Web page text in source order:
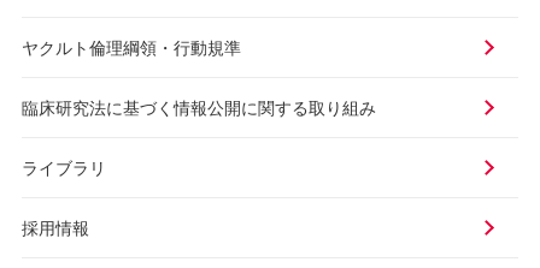
ヤクルト倫理綱領・行動規準
臨床研究法に基づく情報公開に関する取り組み
ライブラリ
採用情報